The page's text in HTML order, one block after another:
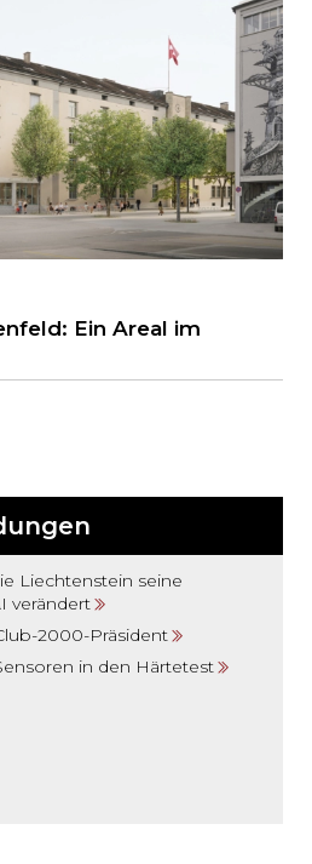
Ein Areal im
Liechtenstein seine
verändert
2000-Präsident
in den Härtetest